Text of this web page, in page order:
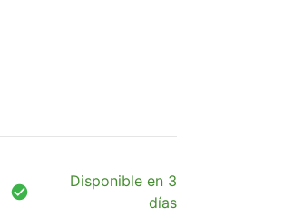
Disponible en 3
días